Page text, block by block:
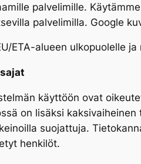
palvelimille.
palvelimilla. Google
ETA-alueen ulkopuolelle
käyttöön ovat
on lisäksi
suojattuja.
henkilöt.